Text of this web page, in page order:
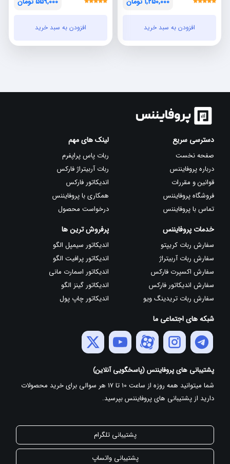
تومان40,000,000تومان1,250,000.
افزودن به سبد خرید
تومان559,000.
افزودن به سبد خرید
دسترسی سریع
صفحه نخست
درباره پروفایننس
قوانین و مقررات
فروشگاه پروفایننس
تماس با پروفایننس
لینک های مهم
ربات پاس پراپفرم
ربات آربیتراژ فارکس
اندیکاتور فارکس
همکاری با پروفایننس
درخواست محصول
خدمات پروفایننس
سفارش ربات کریپتو
سفارش ربات آربیتراژ
سفارش اکسپرت فارکس
سفارش اندیکاتور فارکس
سفارش ربات تریدینگ ویو
پرفروش ترین ها
اندیکاتور سیمپل الگو
اندیکاتور پرافیت الگو
اندیکاتور اسمارت مانی
اندیکاتور گینز الگو
اندیکاتور چاپ پول
شبکه های اجتماعی ما
پشتیبانی های پروفایننس (پاسخگویی آنلاین)
شما میتوانید همه روزه از ساعت 10 تا 17 هر سوالی برای خرید محصولات
دارید از پشتیبانی های پروفایننس بپرسید.
پشتیبانی تلگرام
پشتیبانی واتساپ